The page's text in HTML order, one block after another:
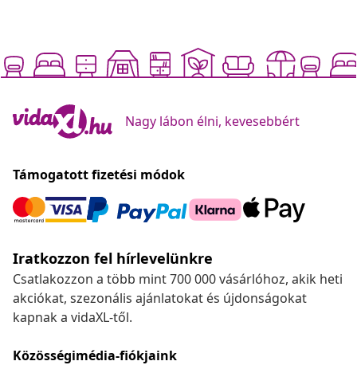
Nagy lábon élni, kevesebbért
Támogatott fizetési módok
Iratkozzon fel hírlevelünkre
Csatlakozzon a több mint 700 000 vásárlóhoz, akik heti
akciókat, szezonális ajánlatokat és újdonságokat
kapnak a vidaXL-től.
Közösségimédia-fiókjaink